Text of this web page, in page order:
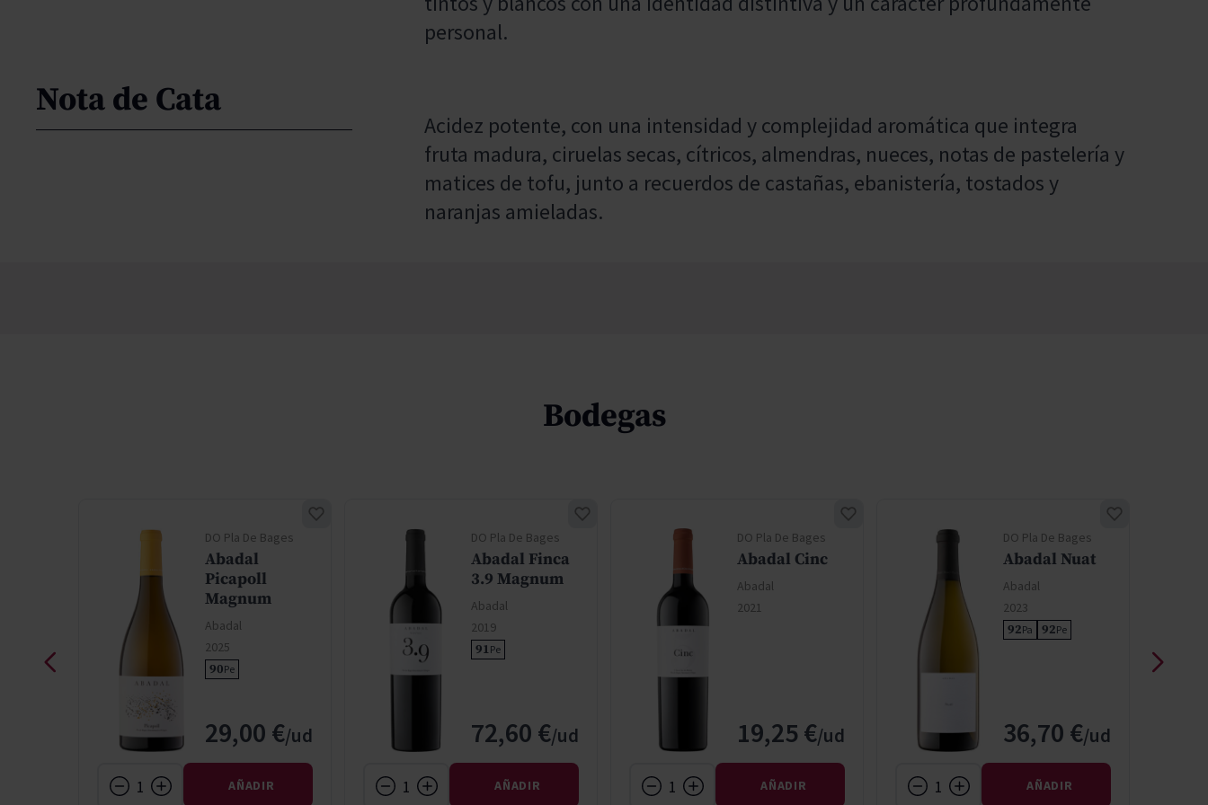
personal.
Nota de Cata
Acidez potente, con una intensidad y complejidad aromática que integra
fruta madura, ciruelas secas, cítricos, almendras, nueces, notas de pastelería y
matices de tofu, junto a recuerdos de castañas, ebanistería, tostados y
naranjas amieladas.
Bodegas
DO Pla De Bages
Abadal
Picapoll
Magnum
Abadal
2025
90Pe
29,00 €
AÑADIR
DO Pla De Bages
Abadal Finca
3.9 Magnum
Abadal
2019
91Pe
72,60 €
AÑADIR
DO Pla De Bages
Abadal Cinc
Abadal
2021
19,25 €
AÑADIR
DO Pla De Bages
Abadal Nuat
Abadal
2023
92Pa 92Pe
36,70 €
AÑADIR